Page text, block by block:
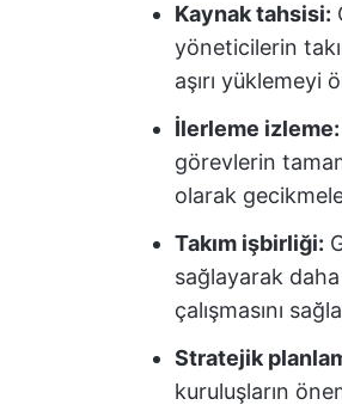
Kaynak tahsisi:
yöneticilerin
aşırı yüklemeyi
İlerleme izleme:
görevlerin
olarak
Takım işbirliği:
sağlayarak
çalışmasını
Stratejik
kuruluşların